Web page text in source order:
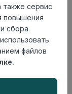
также сервис
повышения
сбора
файлов